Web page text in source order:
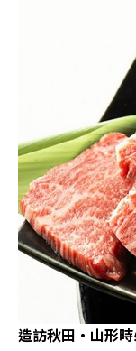
造訪秋田・山形